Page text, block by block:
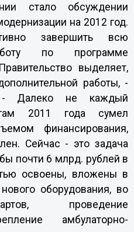
стало обсуждении
на 2012 год.
завершить всю
по программе
выделяет,
работы, -
- Далеко не каждый
2011 года сумел
финансирования,
Сейчас - это задача
почти 6 млрд. рублей в
освоены, вложены в
оборудования, во
проведение
амбулаторно-